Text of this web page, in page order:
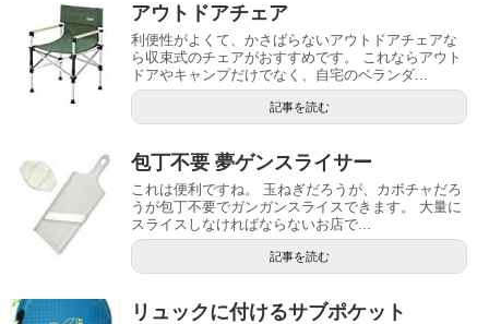
アウトドアチェア
利便性がよくて、かさばらないアウトドアチェアな
ら収束式のチェアがおすすめです。 これならアウト
ドアやキャンプだけでなく、自宅のベランダ...
記事を読む
包丁不要 夢ゲンスライサー
これは便利ですね。 玉ねぎだろうが、カボチャだろ
うが包丁不要でガンガンスライスできます。 大量に
スライスしなければならないお店で...
記事を読む
リュックに付けるサブポケット